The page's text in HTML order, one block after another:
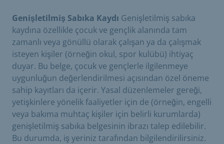
Genişletilmiş Sabıka Kaydı Genişletilmiş sabıka
kaydına özellikle çocuk ve gençlik alanında tam
zamanlı veya gönüllü olarak çalışan ya da çalışmak
isteyen kişiler (örneğin okul, spor kulübü) ihtiyaç
duyar. Bu belge, çocuk ve gençlerle ilgilenmeye
uygunluğun değerlendirilmesi açısından özel öneme
sahip kayıtları da içerir. Yasal düzenlemeler gereği,
yetişkinlere yönelik faaliyetler için de (örneğin, engelli
veya bakıma muhtaç kişiler için belirli kurumlarda)
genişletilmiş sabıka belgesinin ibrazı talep edilebilir.
Bu durumda, iş yeriniz tarafından bilgilendirilirsiniz.